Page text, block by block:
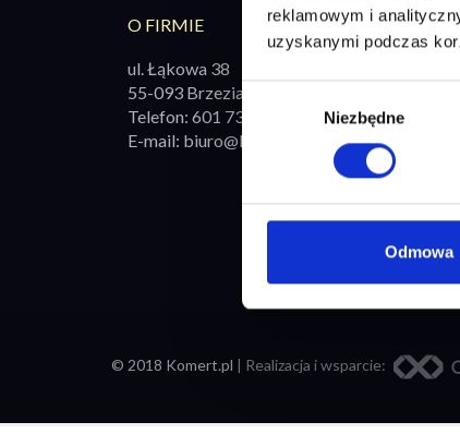
reklamowym i
uzyskanymi podczas
Wybór
zgody
Niezbędne
Odmowa
O FIRMIE
ul. Łąkowa 38
55-093 Brzezia Łąka
Telefon: 601 731 632
E-mail: biuro@komert.pl
© 2018 Komert.pl | Realizacja i wsparcie: